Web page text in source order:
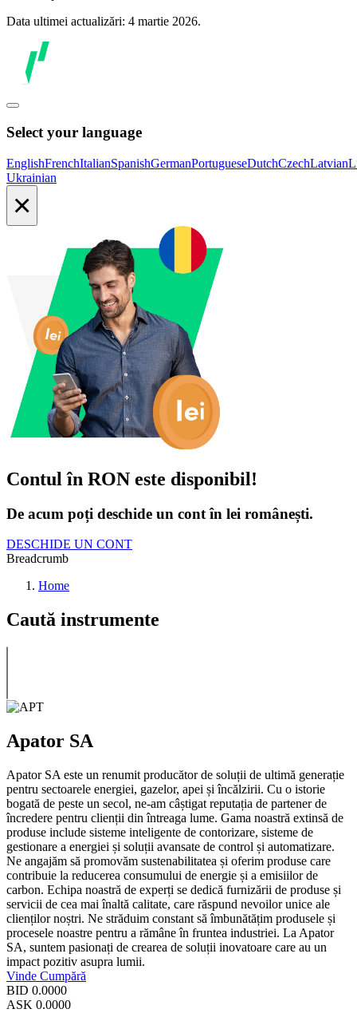
Data ultimei actualizări: 4 martie 2026.
Select your language
EnglishFrenchItalianSpanishGermanPortugueseDutchCzechLatvian
Ukrainian
×
Contul în RON este disponibil!
De acum poți deschide un cont în lei românești.
DESCHIDE UN CONT
Breadcrumb
Home
Caută instrumente
Apator SA
Apator SA este un renumit producător de soluții de ultimă generație
pentru sectoarele energiei, gazelor, apei și încălzirii. Cu o istorie
bogată de peste un secol, ne-am câștigat reputația de partener de
încredere pentru clienții din întreaga lume. Gama noastră extinsă de
produse include sisteme inteligente de contorizare, sisteme de
gestionare a energiei și soluții avansate de control și automatizare.
Ne angajăm să promovăm sustenabilitatea și oferim produse care
contribuie la reducerea consumului de energie și a emisiilor de
carbon. Echipa noastră de experți se dedică furnizării de produse și
servicii de cea mai înaltă calitate, care răspund nevoilor unice ale
clienților noștri. Ne străduim constant să îmbunătățim produsele și
procesele noastre pentru a rămâne în fruntea industriei. La Apator
SA, suntem pasionați de crearea de soluții inovatoare care au un
impact pozitiv asupra lumii.
Vinde Cumpără
BID 0.0000
ASK 0.0000